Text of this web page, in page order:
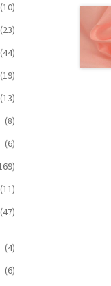
(10)
(23)
(44)
(19)
(13)
(8)
(6)
(11)
(47)
(4)
(6)